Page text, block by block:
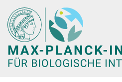
Hauptinhalt